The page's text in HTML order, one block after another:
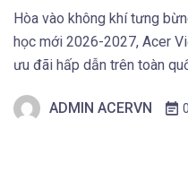
Hòa vào không khí tưng
học mới 2026-2027, Acer
ưu đãi hấp dẫn trên toàn
Sinh Viên và người dùng sở
ADMIN ACERVN